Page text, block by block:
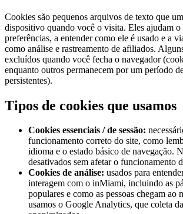
Cookies são pequenos arquivos de texto que
dispositivo quando você o visita. Eles ajudam o
preferências, a entender como ele é usado e a
como análise e rastreamento de afiliados.
excluídos quando você fecha o navegador
enquanto outros permanecem por um período
persistentes).
Tipos de cookies que usamos
Cookies essenciais / de sessão:
funcionamento correto do site, como
idioma e o estado básico de navegação.
desativados sem afetar o funcionamento
Cookies de análise: usados para
interagem com o inMiami, incluindo as
populares e como as pessoas chegam ao
usamos o Google Analytics, que coleta